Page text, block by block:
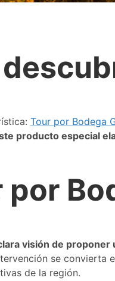
Tour por Bodega
producto especial
visión de
se
de la región.